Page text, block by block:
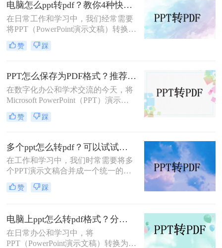
转为pdf怎么操作呢？本文将介绍两种
常用的PPT转PDF的方法。
电脑怎么ppt转pdf？教你4种快速转换的方法！
在日常工作和学习中，我们经常需要
将PPT（PowerPoint演示文稿）转换为
PDF（Portable Document Format）格
式，以便于分享、打印或存档。PPT
可以实现。那么电脑怎么ppt转pdf
呢？本文将详细介绍几种常用的PPT
转PDF的方法，帮助大家轻松完成转
换。
赞 踩
PPT怎么保存为PDF格式？推荐三种方法给大家！
在数字化办公和学术交流的今天，将
Microsoft PowerPoint（PPT）演示文
稿转换为PDF格式已成为一种常见的
需求。PDF格式因其跨平台兼容性、
特性，成为分享、打印和存档PPT文
件的理想选择。本文将详细介绍PPT
怎么保存为PDF格式，并探讨一些相
关的注意事项。
赞 踩
多个ppt怎么转pdf？可以试试这三种方法！
在工作和学习中，我们时常需要将多
个PPT演示文稿合并成一个统一的
PDF文档，无论是为了归档、分享还
是打印。这一过程不仅要求效率，更
细节得到完整保留。那么多个ppt怎么
转pdf呢？本文将介绍几种有效且简便
的方法，帮助你轻松实现这一目标。
赞 踩
电脑上ppt怎么转pdf格式？分享三种好用的方法！
在日常办公和学习中，将
PPT（PowerPoint演示文稿）转换为